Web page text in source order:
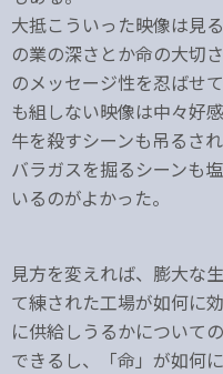
大抵こういった映像は見
の業の深さとか命の大切
のメッセージ性を忍ばせ
も組しない映像は中々好
牛を殺すシーンも吊るさ
バラガスを掘るシーンも
いるのがよかった。
見方を変えれば、膨大な
て練された工場が如何に
に供給しうるかについて
できるし、「命」が如何